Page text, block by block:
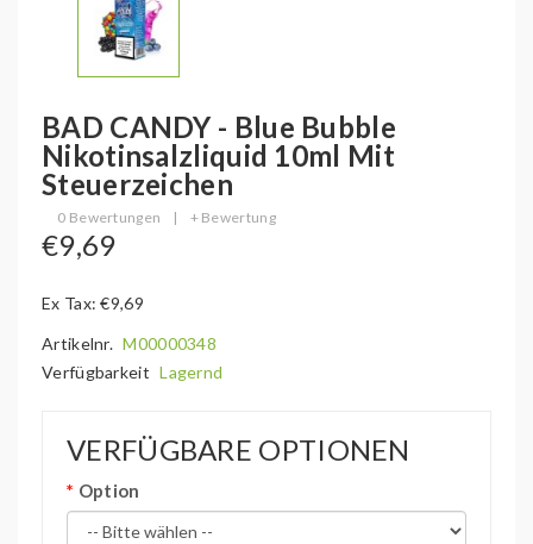
BAD CANDY - Blue Bubble
Nikotinsalzliquid 10ml Mit
Steuerzeichen
0 Bewertungen | + Bewertung
€9,69
Ex Tax: €9,69
Artikelnr. M00000348
Verfügbarkeit Lagernd
VERFÜGBARE OPTIONEN
Option